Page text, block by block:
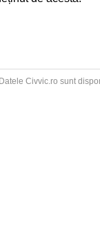
Datele Civvic.ro sunt